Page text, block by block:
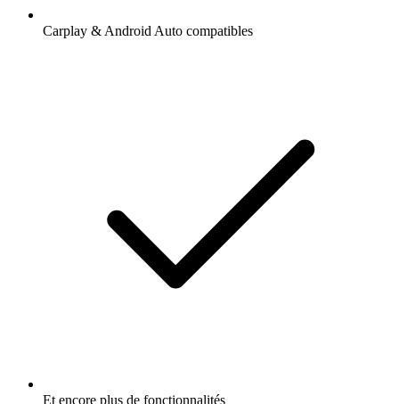
Carplay & Android Auto compatibles
Et encore plus de fonctionnalités